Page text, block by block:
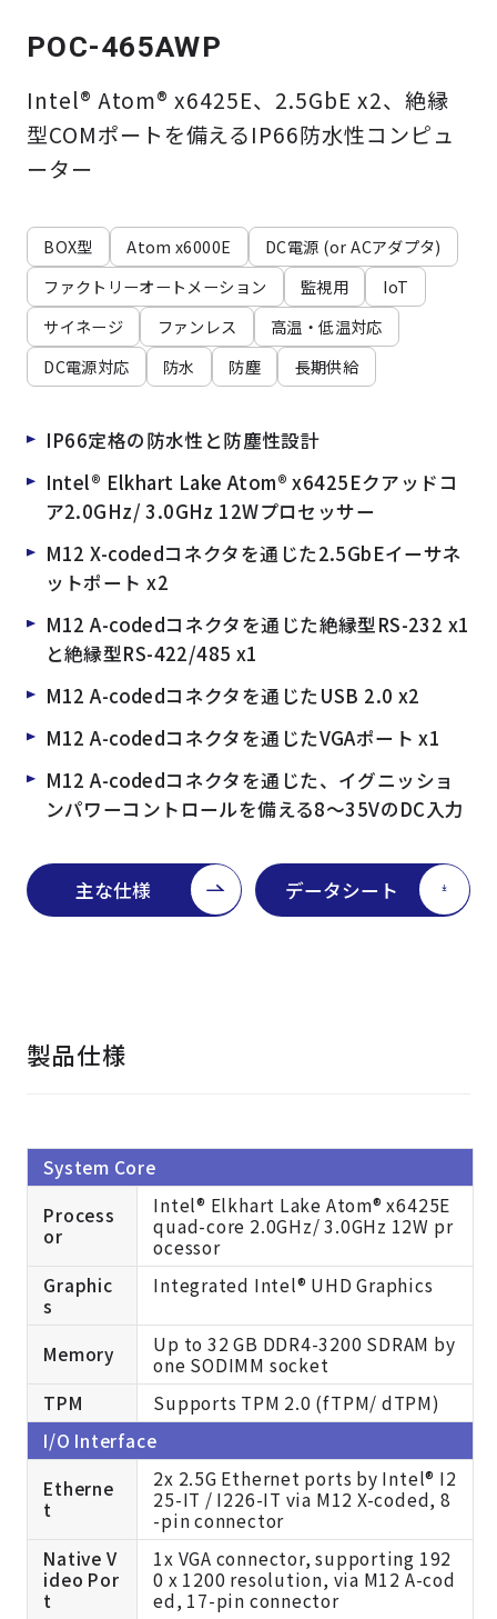
ニュース
技術情報
よくある質問
採用情報
POC-465AWP
Intel® Atom® x6425E、2.5GbE x2、絶縁
型COMポートを備えるIP66防水性コンピュ
ーター
BOX型 Atom x6000E
DC電源 (or ACアダプタ)
ファクトリーオートメーション
監視用
IoT
サイネージ
ファンレス
高温・低温対応
DC電源対応
防水 防塵 長期供給
IP66定格の防水性と防塵性設計
Intel® Elkhart Lake Atom® x6425Eクアッドコ
ア2.0GHz/ 3.0GHz 12Wプロセッサー
M12 X-codedコネクタを通じた2.5GbEイーサネ
ットポート x2
M12 A-codedコネクタを通じた絶縁型RS-232 x1
と絶縁型RS-422/485 x1
M12 A-codedコネクタを通じたUSB 2.0 x2
M12 A-codedコネクタを通じたVGAポート x1
M12 A-codedコネクタを通じた、イグニッショ
ンパワーコントロールを備える8～35VのDC入力
主な仕様 データシート
製品仕様
System Core
Process
or
Intel® Elkhart Lake Atom® x6425E
quad-core 2.0GHz/ 3.0GHz 12W pr
ocessor
Graphic
s
Integrated Intel® UHD Graphics
Memory
Up to 32 GB DDR4-3200 SDRAM by
one SODIMM socket
TPM
Supports TPM 2.0 (fTPM/ dTPM)
I/O Interface
Etherne
t
2x 2.5G Ethernet ports by Intel® I2
25-IT / I226-IT via M12 X-coded, 8
-pin connector
Native V
ideo Por
t
1x VGA connector, supporting 192
0 x 1200 resolution, via M12 A-cod
ed, 17-pin connector